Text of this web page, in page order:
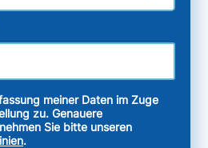
meiner Daten im Zuge
zu. Genauere
Sie bitte unseren
.